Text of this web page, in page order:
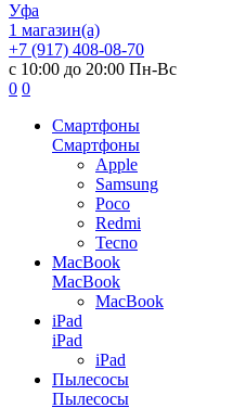
Уфа
1 магазин(а)
+7 (917) 408-08-70
с 10:00 до 20:00 Пн-Вс
0 0
Смартфоны
Смартфоны
Apple
Samsung
Poco
Redmi
Tecno
MacBook
MacBook
MacBook
iPad
iPad
iPad
Пылесосы
Пылесосы